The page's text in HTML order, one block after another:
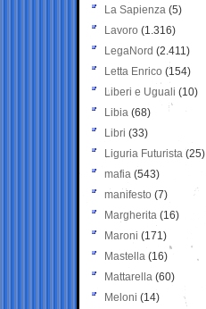
La Sapienza (5)
Lavoro (1.316)
LegaNord (2.411)
Letta Enrico (154)
Liberi e Uguali (10)
Libia (68)
Libri (33)
Liguria Futurista (25)
mafia (543)
manifesto (7)
Margherita (16)
Maroni (171)
Mastella (16)
Mattarella (60)
Meloni (14)